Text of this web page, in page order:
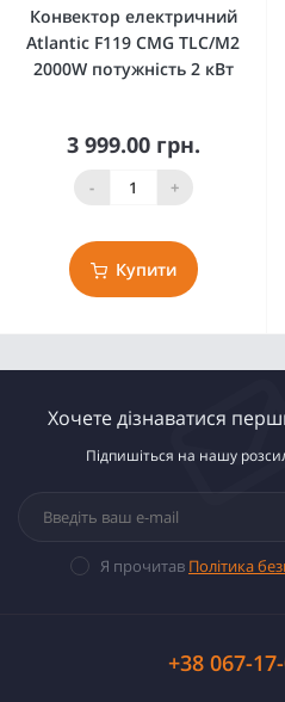
Конвектор електричний
Atlantic F119 CMG TLC/M2
2000W потужність 2 кВт
3 999.00 грн.
- +
Купити
Хочете дізнаватися
Підпишіться на нашу
Я прочитав Політика
+38 067-